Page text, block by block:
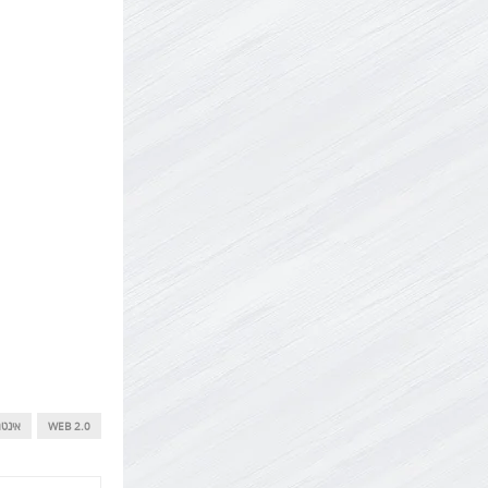
WEB 2.0